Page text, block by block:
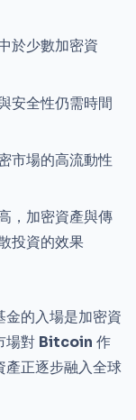
於少數加密資
安全性仍需時間
市場的高流動性
，加密資產與傳
投資的效果
的入場是加密資
場對 Bitcoin 作
產正逐步融入全球